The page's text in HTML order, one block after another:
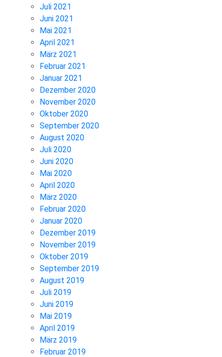
Juli 2021
Juni 2021
Mai 2021
April 2021
März 2021
Februar 2021
Januar 2021
Dezember 2020
November 2020
Oktober 2020
September 2020
August 2020
Juli 2020
Juni 2020
Mai 2020
April 2020
März 2020
Februar 2020
Januar 2020
Dezember 2019
November 2019
Oktober 2019
September 2019
August 2019
Juli 2019
Juni 2019
Mai 2019
April 2019
März 2019
Februar 2019